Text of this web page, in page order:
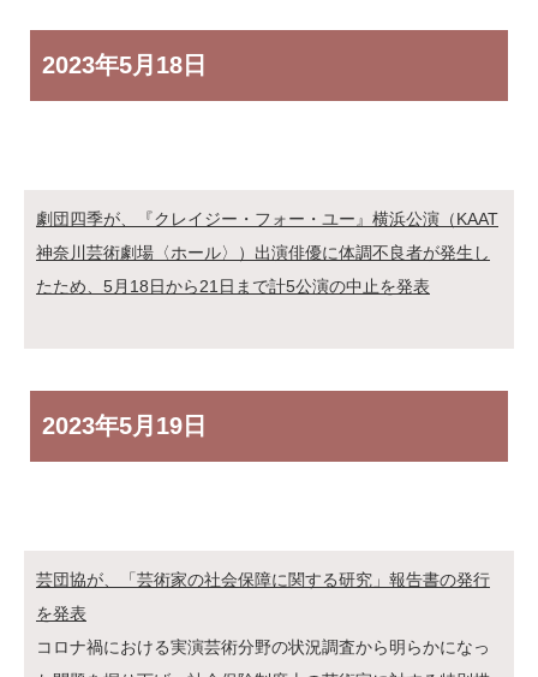
2023年5月18日
劇団四季が、『クレイジー・フォー・ユー』横浜公演（KAAT
神奈川芸術劇場〈ホール〉）出演俳優に体調不良者が発生し
たため、5月18日から21日まで計5公演の中止を発表
2023年5月19日
芸団協が、「芸術家の社会保障に関する研究」報告書の発行
を発表
コロナ禍における実演芸術分野の状況調査から明らかになっ